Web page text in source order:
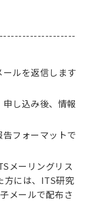
ルを返信します
し込み後、情報
フォーマットで
メーリングリス
方には、ITS研究
メールで配布さ